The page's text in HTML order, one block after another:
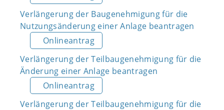
Verlängerung der Baugenehmigung für die
Nutzungsänderung einer Anlage beantragen
Onlineantrag
Verlängerung der Teilbaugenehmigung für die
Änderung einer Anlage beantragen
Onlineantrag
Verlängerung der Teilbaugenehmigung für die